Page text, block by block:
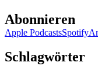
(Audio)
Abonnieren
Apple PodcastsSpotify
Schlagwörter